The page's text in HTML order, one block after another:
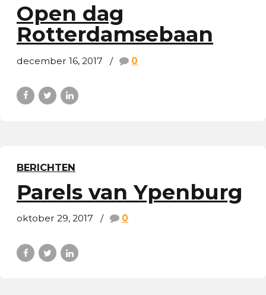
Open dag
Rotterdamsebaan
december 16, 2017 0
BERICHTEN
Parels van Ypenburg
oktober 29, 2017 0